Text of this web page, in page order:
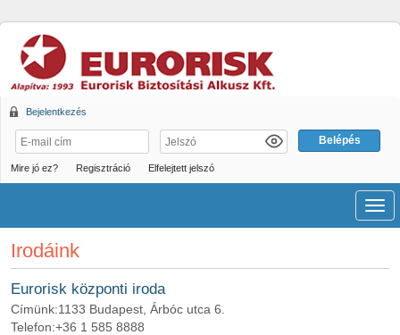
Bejelentkezés
Mire jó ez? Regisztráció Elfelejtett jelszó
Irodáink
Eurorisk központi iroda
Címünk:1133 Budapest, Árbóc utca 6.
Telefon:+36 1 585 8888